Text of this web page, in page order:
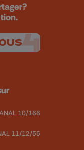
10/166
11/12/55